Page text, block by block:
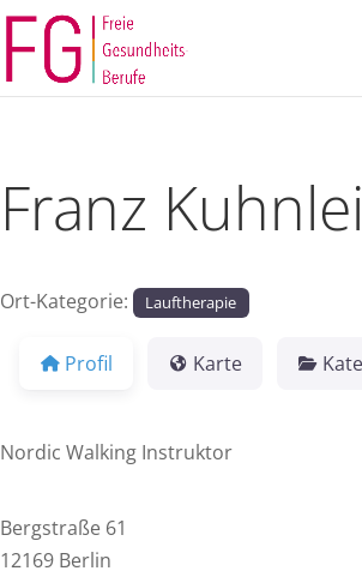
Franz
Ort-Kategorie: Lauftherapie
Profil Karte
Nordic Walking Instruktor
Bergstraße 61
12169 Berlin